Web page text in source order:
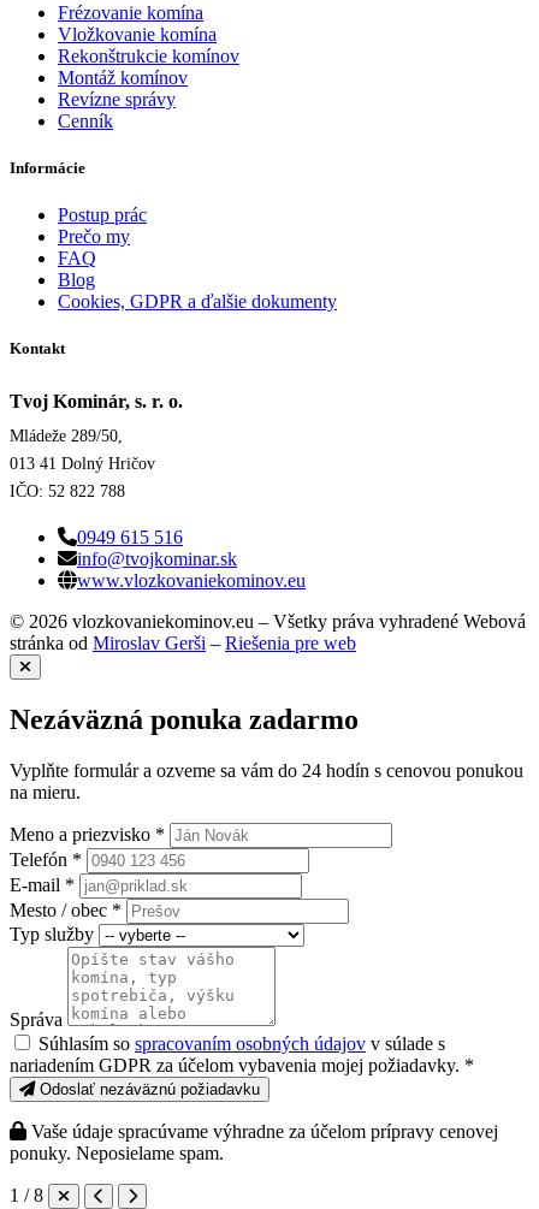
Frézovanie komína
Vložkovanie komína
Rekonštrukcie komínov
Montáž komínov
Revízne správy
Cenník
Informácie
Postup prác
Prečo my
FAQ
Blog
Cookies, GDPR a ďalšie dokumenty
Kontakt
Tvoj Kominár, s. r. o.
Mládeže 289/50,
013 41 Dolný Hričov
IČO: 52 822 788
0949 615 516
info@tvojkominar.sk
www.vlozkovaniekominov.eu
© 2026 vlozkovaniekominov.eu – Všetky práva vyhradené Webová
stránka od Miroslav Gerši – Riešenia pre web
Nezáväzná ponuka zadarmo
Vyplňte formulár a ozveme sa vám do 24 hodín s cenovou ponukou
na mieru.
Meno a priezvisko *
Telefón *
E-mail *
Mesto / obec *
Typ služby
Správa
Súhlasím so spracovaním osobných údajov v súlade s
nariadením GDPR za účelom vybavenia mojej požiadavky. *
Odoslať nezáväznú požiadavku
Vaše údaje spracúvame výhradne za účelom prípravy cenovej
ponuky. Neposielame spam.
1 / 8